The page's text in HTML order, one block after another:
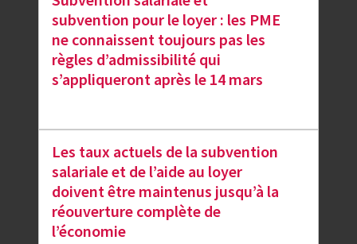
subvention pour le loyer : les PME
ne connaissent toujours pas les
règles d’admissibilité qui
s’appliqueront après le 14 mars
Les taux actuels de la subvention
salariale et de l’aide au loyer
doivent être maintenus jusqu’à la
réouverture complète de
l’économie